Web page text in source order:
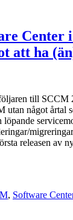
Center
att ha
till SCCM
utan något årtal
releasen av
, Software